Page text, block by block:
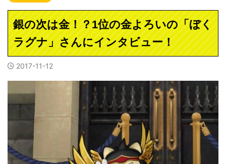
銀の次は金！？1位の金よろいの「ぼく
ラグナ」さんにインタビュー！
2017-11-12